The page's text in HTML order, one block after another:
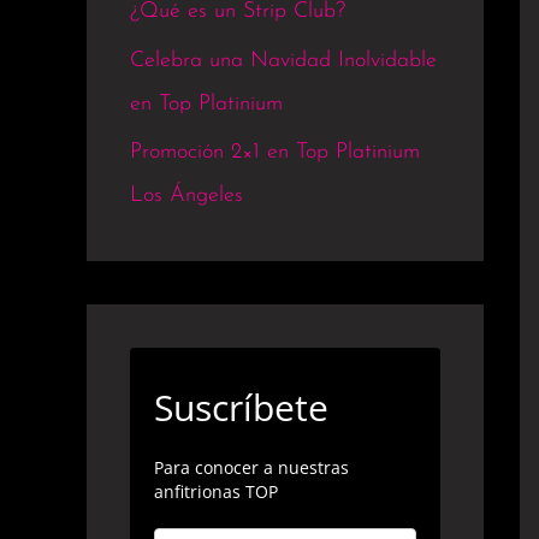
¿Qué es un Strip Club?
Celebra una Navidad Inolvidable
en Top Platinium
Promoción 2×1 en Top Platinium
Los Ángeles
Suscríbete
Para conocer a nuestras
anfitrionas TOP